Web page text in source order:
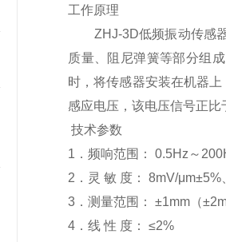
工作原理
ZHJ-3D低频振动传感器
质量、阻尼弹簧等部分组
时，将传感器安装在机器
感应电压，该电压信号正
技术参数
1．频响范围： 0.5Hz～
2．灵 敏 度： 8mV/
3．测量范围： ±1mm（
4．线 性 度： ≤2%